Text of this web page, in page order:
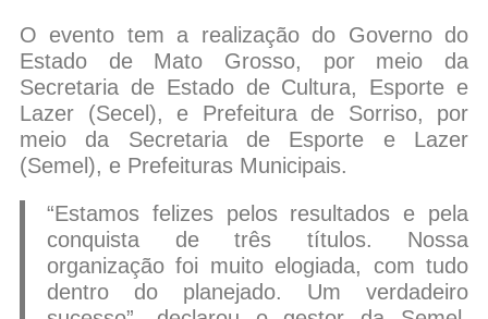
O evento tem a realização do Governo do
Estado de Mato Grosso, por meio da
Secretaria de Estado de Cultura, Esporte e
Lazer (Secel), e Prefeitura de Sorriso, por
meio da Secretaria de Esporte e Lazer
(Semel), e Prefeituras Municipais.
“Estamos felizes pelos resultados e pela
conquista de três títulos. Nossa
organização foi muito elogiada, com tudo
dentro do planejado. Um verdadeiro